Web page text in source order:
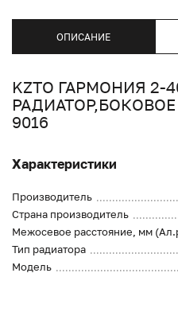
ОПИСАНИЕ
KZTO ГАРМОНИЯ 2-
9016
Характеристики
Производитель
Страна производитель
Межосевое расстояние, мм
Тип радиатора
Модель